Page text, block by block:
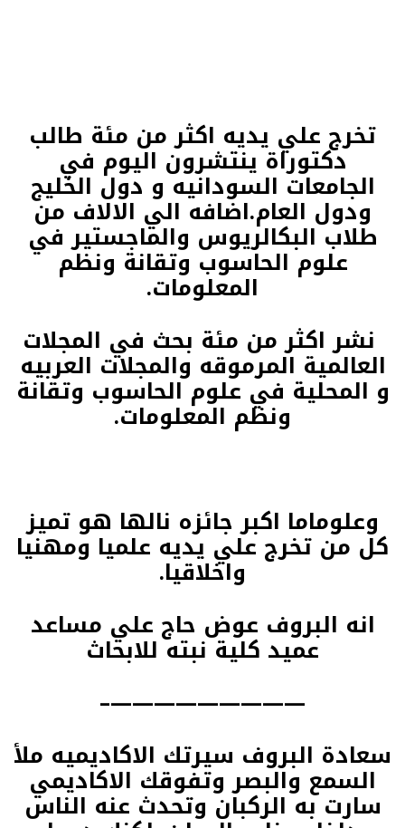
تخرج علي يديه اكثر من مئة طالب
دكتوراة ينتشرون اليوم في
الجامعات السودانيه و دول الخليج
ودول العام.اضافه الي الالاف من
طلاب البكالريوس والماجستير في
علوم الحاسوب وتقانة ونظم
المعلومات.
نشر اكثر من مئة بحث في المجلات
العالمية المرموقه والمجلات العربيه
و المحلية في علوم الحاسوب وتقانة
ونظم المعلومات.
وعلوماما اكبر جائزه نالها هو تميز
كل من تخرج علي يديه علميا ومهنيا
واخلاقيا.
انه البروف عوض حاج علي مساعد
عميد كلية نبته للابحاث
—————————–
سعادة البروف سيرتك الاكاديميه ملأ
السمع والبصر وتفوقك الاكاديمي
سارت به الركبان وتحدث عنه الناس